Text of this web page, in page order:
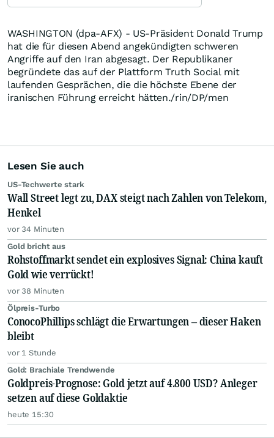
WASHINGTON (dpa-AFX) - US-Präsident Donald Trump
hat die für diesen Abend angekündigten schweren
Angriffe auf den Iran abgesagt. Der Republikaner
begründete das auf der Plattform Truth Social mit
laufenden Gesprächen, die die höchste Ebene der
iranischen Führung erreicht hätten./rin/DP/men
Lesen Sie auch
US-Techwerte stark
Wall Street legt zu, DAX steigt nach Zahlen von Telekom,
Henkel
vor 34 Minuten
Gold bricht aus
Rohstoffmarkt sendet ein explosives Signal: China kauft
Gold wie verrückt!
vor 38 Minuten
Ölpreis-Turbo
ConocoPhillips schlägt die Erwartungen – dieser Haken
bleibt
vor 1 Stunde
Gold: Brachiale Trendwende
Goldpreis-Prognose: Gold jetzt auf 4.800 USD? Anleger
setzen auf diese Goldaktie
heute 15:30